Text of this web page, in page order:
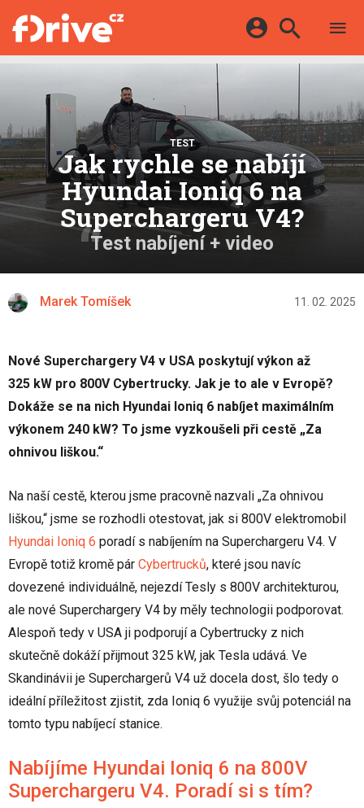
TESTY
KATALOG
MAPA STANIC
VIDEA
DALŠÍ
ELEKTROMOBILY
E-MOTORSPORT
OSTATNÍ
SERIÁLY
Přihlášení a registrace pomocí:
Facebook Google
Twitter Apple Microsoft
TEST
Jak rychle se nabíjí
Hyundai Ioniq 6 na
Superchargeru V4?
Test nabíjení + video
Marek Tomíšek 11. 02. 2025
Nové Superchargery V4 v USA poskytují výkon až
325 kW pro 800V Cybertrucky. Jak je to ale v Evropě?
Dokáže se na nich Hyundai Ioniq 6 nabíjet maximálním
výkonem 240 kW? To jsme vyzkoušeli při cestě „Za
ohnivou liškou.“
Na naší cestě, kterou jsme pracovně nazvali „Za ohnivou
liškou,“ jsme se rozhodli otestovat, jak si 800V elektromobil
Hyundai Ioniq 6 poradí s nabíjením na Superchargeru V4. V
Evropě totiž kromě pár Cybertrucků, které jsou navíc
dovezené individuálně, nejezdí Tesly s 800V architekturou,
ale nové Superchargery V4 by měly technologii podporovat.
Alespoň tedy v USA ji podporují a Cybertrucky z nich
skutečně dokáží přijmout 325 kW, jak Tesla udává. Ve
Skandinávii je Superchargerů V4 už docela dost, šlo tedy o
ideální příležitost zjistit, zda Ioniq 6 využije svůj potenciál na
tomto typu nabíjecí stanice.
Nabíjíme Hyundai Ioniq 6 na 800V
Superchargeru V4. Poradí si s tím?